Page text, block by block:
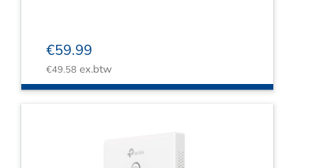
€59.99
€49.58 ex.btw